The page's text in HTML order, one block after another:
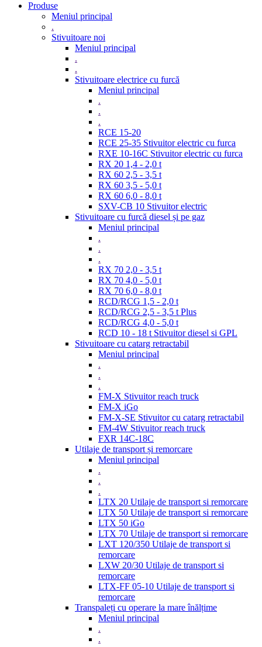
Produse
Meniul principal
.
Stivuitoare noi
Meniul principal
.
.
Stivuitoare electrice cu furcă
Meniul principal
.
.
.
RCE 15-20
RCE 25-35 Stivuitor electric cu furca
RXE 10-16C Stivuitor electric cu furca
RX 20 1,4 - 2,0 t
RX 60 2,5 - 3,5 t
RX 60 3,5 - 5,0 t
RX 60 6,0 - 8,0 t
SXV-CB 10 Stivuitor electric
Stivuitoare cu furcă diesel și pe gaz
Meniul principal
.
.
.
RX 70 2,0 - 3,5 t
RX 70 4,0 - 5,0 t
RX 70 6,0 - 8,0 t
RCD/RCG 1,5 - 2,0 t
RCD/RCG 2,5 - 3,5 t Plus
RCD/RCG 4,0 - 5,0 t
RCD 10 - 18 t Stivuitor diesel si GPL
Stivuitoare cu catarg retractabil
Meniul principal
.
.
.
FM-X Stivuitor reach truck
FM-X iGo
FM-X-SE Stivuitor cu catarg retractabil
FM-4W Stivuitor reach truck
FXR 14C-18C
Utilaje de transport și remorcare
Meniul principal
.
.
.
LTX 20 Utilaje de transport si remorcare
LTX 50 Utilaje de transport si remorcare
LTX 50 iGo
LTX 70 Utilaje de transport si remorcare
LXT 120/350 Utilaje de transport si
remorcare
LXW 20/30 Utilaje de transport si
remorcare
LTX-FF 05-10 Utilaje de transport si
remorcare
Transpaleți cu operare la mare înălțime
Meniul principal
.
.